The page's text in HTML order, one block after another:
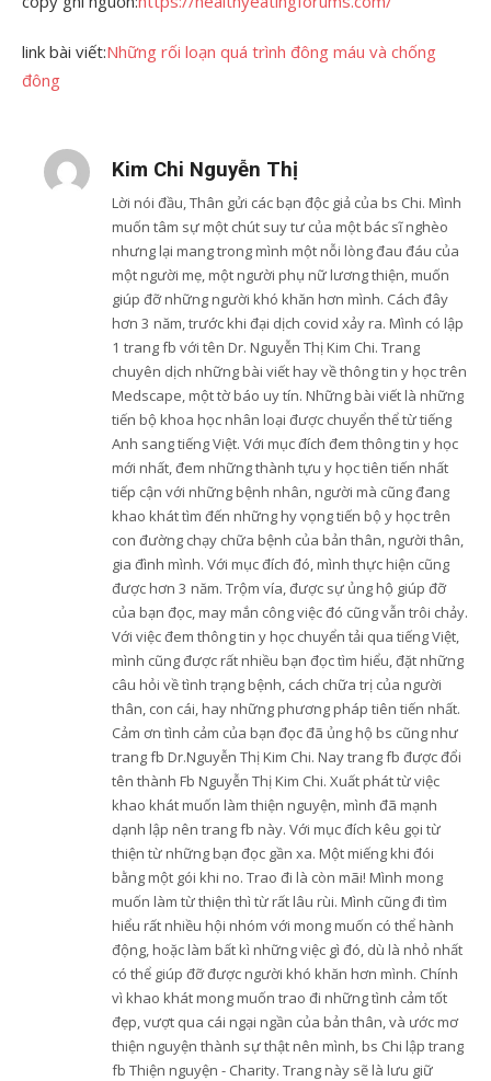
link bài viết:Những rối loạn quá trình đông máu và chống
đông
Kim Chi Nguyễn Thị
Lời nói đầu, Thân gửi các bạn độc giả của bs Chi. Mình
muốn tâm sự một chút suy tư của một bác sĩ nghèo
nhưng lại mang trong mình một nỗi lòng đau đáu của
một người mẹ, một người phụ nữ lương thiện, muốn
giúp đỡ những người khó khăn hơn mình. Cách đây
hơn 3 năm, trước khi đại dịch covid xảy ra. Mình có lập
1 trang fb với tên Dr. Nguyễn Thị Kim Chi. Trang
chuyên dịch những bài viết hay về thông tin y học trên
Medscape, một tờ báo uy tín. Những bài viết là những
tiến bộ khoa học nhân loại được chuyển thể từ tiếng
Anh sang tiếng Việt. Với mục đích đem thông tin y học
mới nhất, đem những thành tựu y học tiên tiến nhất
tiếp cận với những bệnh nhân, người mà cũng đang
khao khát tìm đến những hy vọng tiến bộ y học trên
con đường chạy chữa bệnh của bản thân, người thân,
gia đình mình. Với mục đích đó, mình thực hiện cũng
được hơn 3 năm. Trộm vía, được sự ủng hộ giúp đỡ
của bạn đọc, may mắn công việc đó cũng vẫn trôi chảy.
Với việc đem thông tin y học chuyển tải qua tiếng Việt,
mình cũng được rất nhiều bạn đọc tìm hiểu, đặt những
câu hỏi về tình trạng bệnh, cách chữa trị của người
thân, con cái, hay những phương pháp tiên tiến nhất.
Cảm ơn tình cảm của bạn đọc đã ủng hộ bs cũng như
trang fb Dr.Nguyễn Thị Kim Chi. Nay trang fb được đổi
tên thành Fb Nguyễn Thị Kim Chi. Xuất phát từ việc
khao khát muốn làm thiện nguyện, mình đã mạnh
dạnh lập nên trang fb này. Với mục đích kêu gọi từ
thiện từ những bạn đọc gần xa. Một miếng khi đói
bằng một gói khi no. Trao đi là còn mãi! Mình mong
muốn làm từ thiện thì từ rất lâu rùi. Mình cũng đi tìm
hiểu rất nhiều hội nhóm với mong muốn có thể hành
động, hoặc làm bất kì những việc gì đó, dù là nhỏ nhất
có thể giúp đỡ được người khó khăn hơn mình. Chính
vì khao khát mong muốn trao đi những tình cảm tốt
đẹp, vượt qua cái ngại ngần của bản thân, và ước mơ
thiện nguyện thành sự thật nên mình, bs Chi lập trang
fb Thiện nguyện - Charity. Trang này sẽ là lưu giữ